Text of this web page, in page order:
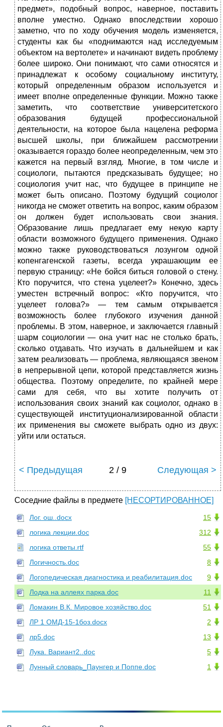
предмет», подобный вопрос, наверное, поставить
вполне уместно. Однако впоследствии хорошо
заметно, что по ходу обучения модель изменяется,
студенты как бы «поднимаются над исследуемым
объектом на вертолете» и начинают видеть проблему
более широко. Они понимают, что сами относятся и
принадлежат к особому социальному институту,
который определенным образом используется и
имеет вполне определенные функции. Можно также
заметить, что соответствие университетского
образования будущей профессиональной
деятельности, на которое была нацелена реформа
высшей школы, при ближайшем рассмотрении
оказывается гораздо более неопределенным, чем это
кажется на первый взгляд. Многие, в том числе и
социологи, пытаются предсказывать будущее; но
социология учит нас, что будущее в принципе не
может быть описано. Поэтому будущий социолог
никогда не сможет ответить на вопрос, каким образом
он должен будет использовать свои знания.
Образование лишь предлагает ему некую карту
области возможного будущего применения. Однако
можно также руководствоваться лозунгом одной
копенгагенской газеты, всегда украшающим ее
первую страницу: «Не бойся биться головой о стену.
Кто поручится, что стена уцелеет?» Конечно, здесь
уместен встречный вопрос: «Кто поручится, что
уцелеет голова?» — тем самым открывается
возможность более глубокого изучения данной
проблемы. В этом, наверное, и заключается главный
шарм социологии — она учит нас не столько брать,
сколько отдавать. Что изучать в дальнейшем и как
затем реализовать — проблема, являющаяся звеном
в непрерывной цепи, которой представляется жизнь
общества. Поэтому определите, по крайней мере
сами для себя, что вы хотите получить от
использования своих знаний как социолог, однако в
существующей институционализированной области
их применения вы сможете выбрать одно из двух:
уйти или остаться.
< Предыдущая 2 / 9 Следующая >
Соседние файлы в предмете [НЕСОРТИРОВАННОЕ]
15
Лог. ош..docx
312
логика лекции.doc
55
логика ответы.rtf
8
Логичность.doc
9
Логопедическая диагностика и реабилитация.doc
11
Лодка на аллеях парка.doc
51
Ломакин В.К. Мировое хозяйство.doc
2
ЛР 1 ОМД-15-1боз.docx
13
лр5.doc
5
Лука. Вариант2..doc
1
Лунный словарь_Паунгер и Поппе.doc